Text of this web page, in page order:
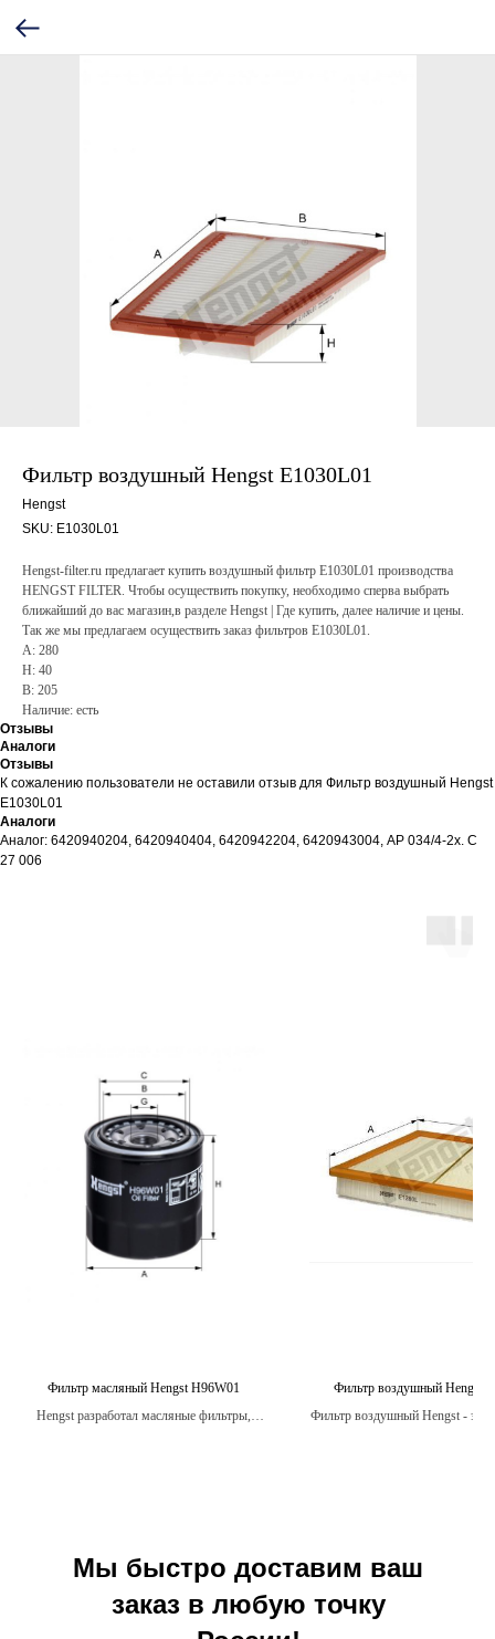
Фильтр воздушный Hengst E1030L01
Hengst
SKU: E1030L01
Hengst-filter.ru предлагает купить воздушный фильтр E1030L01 производства
HENGST FILTER. Чтобы осуществить покупку, необходимо сперва выбрать
ближайший до вас магазин,в разделе Hengst | Где купить, далее наличие и цены.
Так же мы предлагаем осуществить заказ фильтров E1030L01.
A: 280
H: 40
B: 205
Наличие: есть
Отзывы
Аналоги
Отзывы
К сожалению пользователи не оставили отзыв для Фильтр воздушный Hengst
E1030L01
Аналоги
Аналог: 6420940204, 6420940404, 6420942204, 6420943004, AP 034/4-2x. C
27 006
Фильтр масляный Hengst H96W01
Hengst разработал масляные фильтры,
Фильтр воздушный Hengst
Фильтр воздушный Hengst - это
Мы быстро доставим ваш
заказ в любую точку